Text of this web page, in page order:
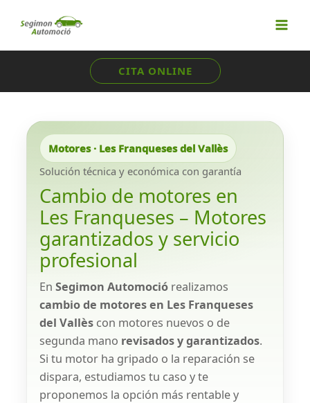
CITA ONLINE
Motores · Les Franqueses del Vallès
Solución técnica y económica con garantía
Cambio de motores en
Les Franqueses – Motores
garantizados y servicio
profesional
En Segimon Automoció realizamos
cambio de motores en Les Franqueses
del Vallès con motores nuevos o de
segunda mano revisados y garantizados.
Si tu motor ha gripado o la reparación se
dispara, estudiamos tu caso y te
proponemos la opción más rentable y